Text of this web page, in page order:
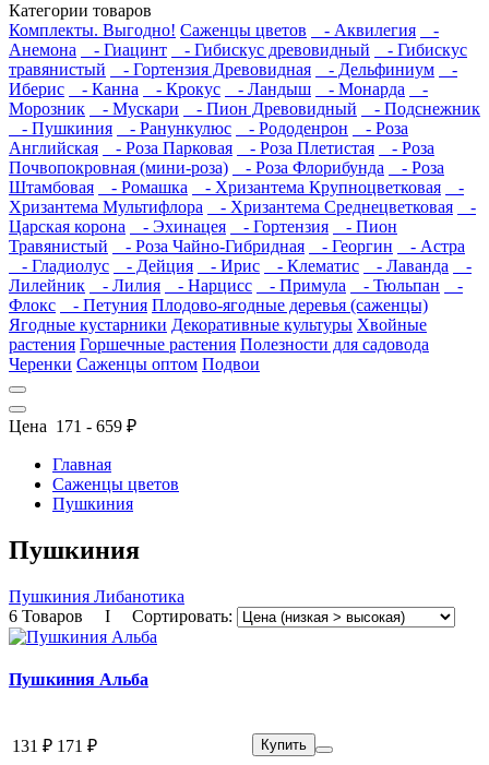
Категории товаров
Комплекты. Выгодно! Саженцы цветов - Аквилегия
-
Анемона
- Гиацинт - Гибискус древовидный
- Гибискус
травянистый
- Гортензия Древовидная - Дельфиниум
-
Иберис
- Канна - Крокус - Ландыш - Монарда
-
Морозник
- Мускари - Пион Древовидный
- Подснежник
- Пушкиния
- Ранункулюс - Рододенрон
- Роза
Английская
- Роза Парковая - Роза Плетистая
- Роза
Почвопокровная (мини-роза)
- Роза Флорибунда
- Роза
Штамбовая
- Ромашка - Хризантема Крупноцветковая
-
Хризантема Мультифлора
- Хризантема Среднецветковая
-
Царская корона
- Эхинацея - Гортензия
- Пион
Травянистый
- Роза Чайно-Гибридная - Георгин
- Астра
- Гладиолус
- Дейция - Ирис - Клематис - Лаванда
-
Лилейник
- Лилия - Нарцисс - Примула - Тюльпан
-
Флокс
- Петуния Плодово-ягодные деревья (саженцы)
Ягодные кустарники Декоративные культуры Хвойные
растения Горшечные растения Полезности для садовода
Черенки Саженцы оптом Подвои
Цена 171 - 659 ₽
Главная
Саженцы цветов
Пушкиния
Пушкиния
Пушкиния Либанотика
6 Товаров I Сортировать:
Пушкиния Альба
131 ₽ 171 ₽ Купить